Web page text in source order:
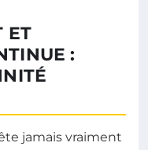
ET
:
jamais vraiment